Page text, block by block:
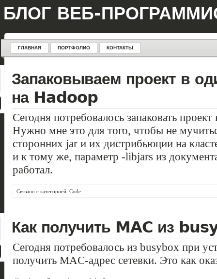
БЛОГ ВЕБ-
ГЛАВНАЯ ПОРТФОЛИО КОНТАКТЫ
Запаковываем проект в
на Hadoop
Сегодня потребовалось запаковать
Нужно мне это для того, чтобы не
сторонних jar и их дистрибьюции на
и к тому же, параметр -libjars из
работал.
Связано с категорией: Code
Как получить MAC из
Сегодня потребовалось из busybox при
получить MAC-адрес сетевки. Это как